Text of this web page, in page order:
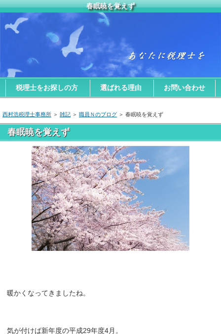
春眠暁を覚えず
税理士をお探しの方 選ばれる理由 お問い合わせ
西村浩税理士事務所 ＞ 雑記 ＞ 職員Ｎのブログ ＞ 春眠暁を覚えず
春眠暁を覚えず
暖かくなってきましたね。
気が付けば新年度の平成29年度4月。